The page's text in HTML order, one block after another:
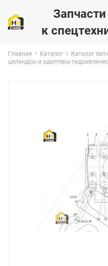
Запчасти
к
Главная Каталог Каталог
цилиндры и адаптеры